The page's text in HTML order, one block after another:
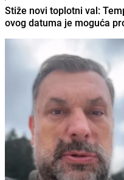
Stiže novi toplotni val:
ovog datuma je moguća